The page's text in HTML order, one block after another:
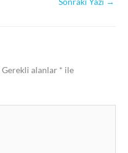
Gerekli alanlar * ile